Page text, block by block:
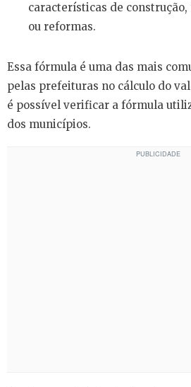
características de
ou reformas.
Essa fórmula é uma das mais
pelas prefeituras no cálculo do
é possível verificar a fórmula
dos municípios.